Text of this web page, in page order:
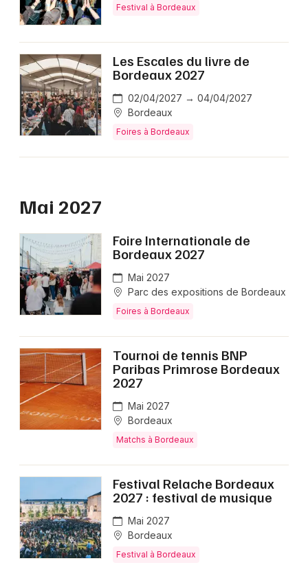
Festival à Bordeaux
Les Escales du livre de
Bordeaux 2027
02/04/2027 → 04/04/2027
Bordeaux
Foires à Bordeaux
Mai 2027
Foire Internationale de
Bordeaux 2027
Mai 2027
Parc des expositions de Bordeaux
Foires à Bordeaux
Tournoi de tennis BNP
Paribas Primrose Bordeaux
2027
Mai 2027
Bordeaux
Matchs à Bordeaux
Festival Relache Bordeaux
2027 : festival de musique
Mai 2027
Bordeaux
Festival à Bordeaux